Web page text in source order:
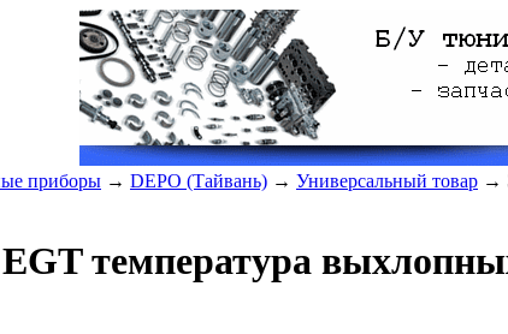
приборы → DEPO (Тайвань) → Универсальный товар →
температура